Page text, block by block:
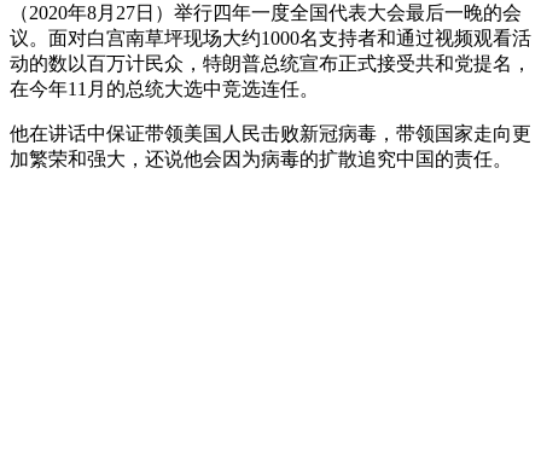
（2020年8月27日）举行四年一度全国代表大会最后一晚的会
议。面对白宫南草坪现场大约1000名支持者和通过视频观看活
动的数以百万计民众，特朗普总统宣布正式接受共和党提名，
在今年11月的总统大选中竞选连任。
他在讲话中保证带领美国人民击败新冠病毒，带领国家走向更
加繁荣和强大，还说他会因为病毒的扩散追究中国的责任。